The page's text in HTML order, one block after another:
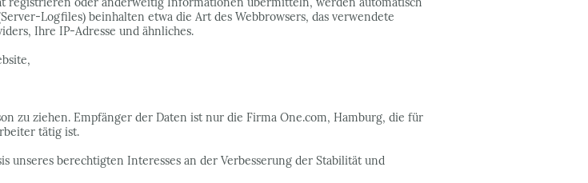
Logfiles) beinhalten etwa die Art des Webbrowsers, das verwendete
Ihre IP-Adresse und ähnliches.
zu ziehen. Empfänger der Daten ist nur die Firma One.com, Hamburg, die für
tätig ist.
unseres berechtigten Interesses an der Verbesserung der Stabilität und